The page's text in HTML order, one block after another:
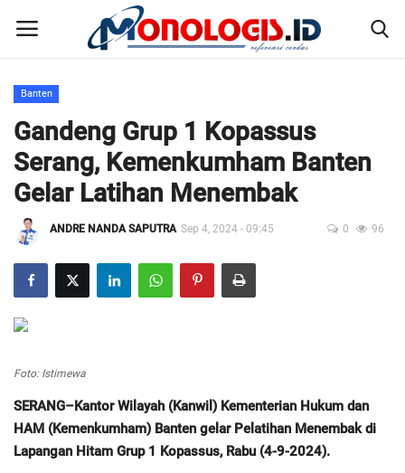
Home
Kontak
Disclaimer
Susunan Redaksi
Galeri
Regional
Banten
Gandeng Grup 1 Kopassus
Serang, Kemenkumham Banten
Gelar Latihan Menembak
ANDRE NANDA SAPUTRA Sep 4, 2024 - 09:45 0 96
Foto: Istimewa
SERANG–Kantor Wilayah (Kanwil) Kementerian Hukum dan
HAM (Kemenkumham) Banten gelar Pelatihan Menembak di
Lapangan Hitam Grup 1 Kopassus, Rabu (4-9-2024).